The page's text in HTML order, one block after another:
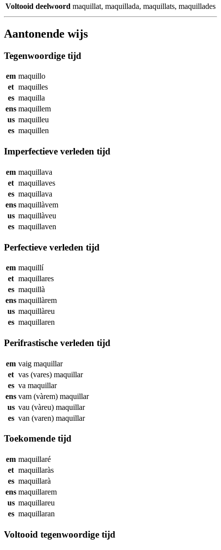
Voltooid deelwoord maquillat, maquillada, maquillats, maquillades
Aantonende wijs
Tegenwoordige tijd
em maquillo
et maquilles
es maquilla
ens maquillem
us maquilleu
es maquillen
Imperfectieve verleden tijd
em maquillava
et maquillaves
es maquillava
ens maquillàvem
us maquillàveu
es maquillaven
Perfectieve verleden tijd
em maquillí
et maquillares
es maquillà
ens maquillàrem
us maquillàreu
es maquillaren
Perifrastische verleden tijd
em vaig maquillar
et vas (vares) maquillar
es va maquillar
ens vam (vàrem) maquillar
us vau (vàreu) maquillar
es van (varen) maquillar
Toekomende tijd
em maquillaré
et maquillaràs
es maquillarà
ens maquillarem
us maquillareu
es maquillaran
Voltooid tegenwoordige tijd